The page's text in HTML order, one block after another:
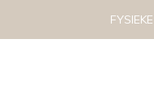
FYSIEKE WINKEL IN HORST,